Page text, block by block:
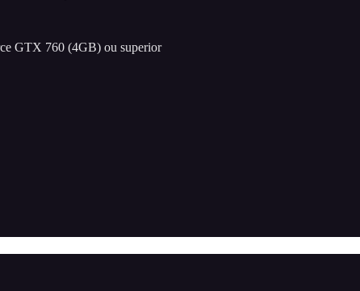
GTX 760 (4GB) ou superior